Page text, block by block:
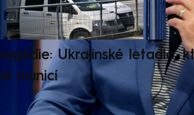
Ukrajinské letadlo,
municí